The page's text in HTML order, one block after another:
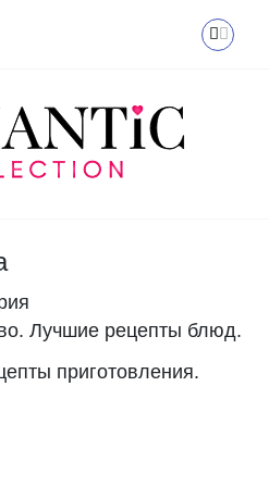
Лучшие рецепты блюд.
приготовления.